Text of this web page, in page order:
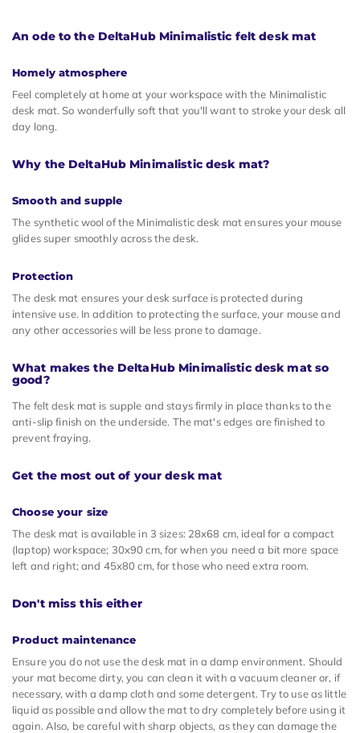
An ode to the DeltaHub Minimalistic felt desk mat
Homely atmosphere
Feel completely at home at your workspace with the Minimalistic
desk mat. So wonderfully soft that you'll want to stroke your desk all
day long.
Why the DeltaHub Minimalistic desk mat?
Smooth and supple
The synthetic wool of the Minimalistic desk mat ensures your mouse
glides super smoothly across the desk.
Protection
The desk mat ensures your desk surface is protected during
intensive use. In addition to protecting the surface, your mouse and
any other accessories will be less prone to damage.
What makes the DeltaHub Minimalistic desk mat so
good?
The felt desk mat is supple and stays firmly in place thanks to the
anti-slip finish on the underside. The mat's edges are finished to
prevent fraying.
Get the most out of your desk mat
Choose your size
The desk mat is available in 3 sizes: 28x68 cm, ideal for a compact
(laptop) workspace; 30x90 cm, for when you need a bit more space
left and right; and 45x80 cm, for those who need extra room.
Don't miss this either
Product maintenance
Ensure you do not use the desk mat in a damp environment. Should
your mat become dirty, you can clean it with a vacuum cleaner or, if
necessary, with a damp cloth and some detergent. Try to use as little
liquid as possible and allow the mat to dry completely before using it
again. Also, be careful with sharp objects, as they can damage the